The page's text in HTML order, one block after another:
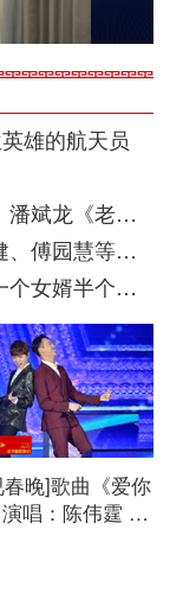
雄的航天员
2017央视春晚小品-蔡明、潘长江、潘斌龙《老伴》
2017央视春晚相声剧-冯巩、林永健、傅园慧等《信任》
2017央视春晚小品-沈腾、艾伦《一个女婿半个儿》
晚]歌曲《爱你
唱：陈伟霆 鹿